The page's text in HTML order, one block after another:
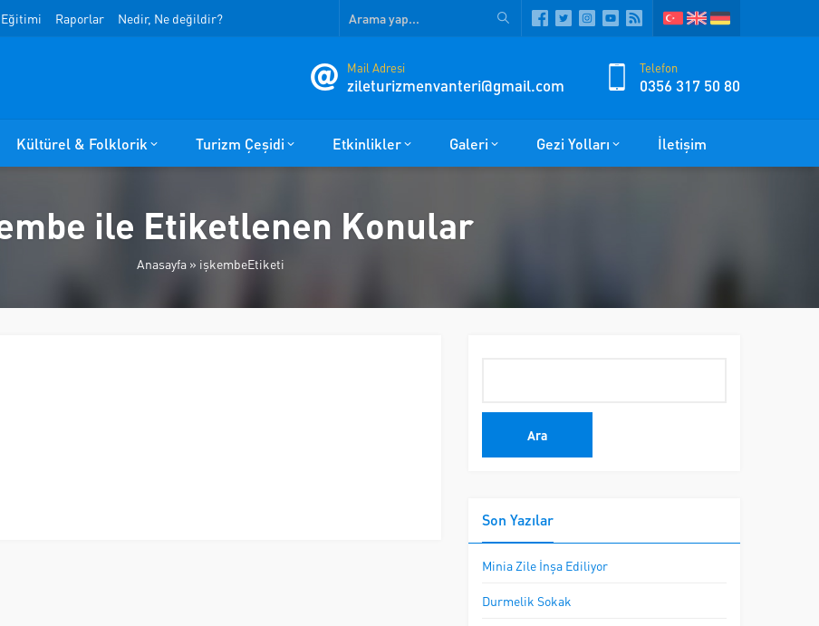
Raporlar Nedir, Ne değildir?
Mail Adresi
zileturizmenvanteri@gmail.com
Telefon
0356 317 50 80
Kültürel & Folklorik Turizm Çeşidi Etkinlikler Galeri Gezi Yolları İletişim
ile Etiketlenen Konular
Anasayfa» işkembeEtiketi
Son Yazılar
Minia Zile İnşa Ediliyor
Durmelik Sokak